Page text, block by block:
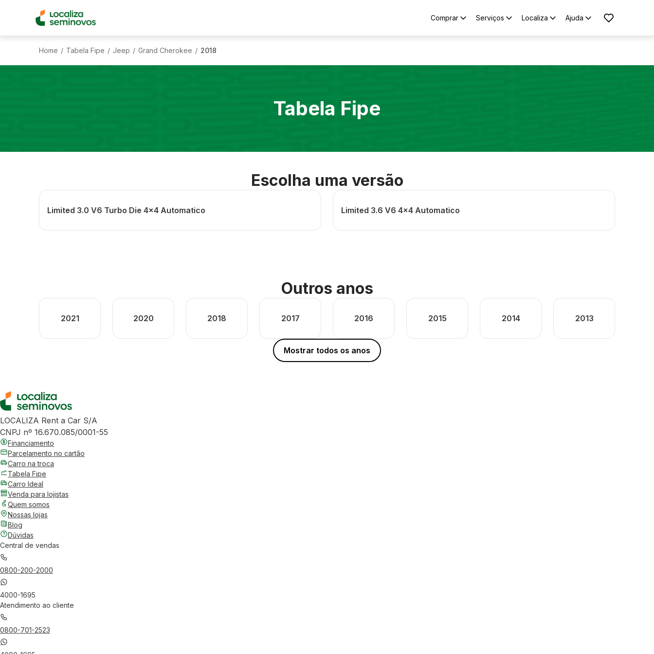
Comprar Serviços Localiza Ajuda
Home / Tabela Fipe / Jeep / Grand Cherokee / 2018
Tabela Fipe
Escolha uma versão
Limited 3.0 V6 Turbo Die 4x4 Automatico Limited 3.6 V6 4x4 Automatico
Outros anos
2021 2020 2018 2017 2016 2015 2014 2013
Mostrar todos os anos
LOCALIZA Rent a Car S/A
CNPJ nº 16.670.085/0001-55
Financiamento
Parcelamento no cartão
Carro na troca
Tabela Fipe
Carro Ideal
Venda para lojistas
Quem somos
Nossas lojas
Blog
Dúvidas
Central de vendas
0800-200-2000
4000-1695
Atendimento ao cliente
0800-701-2523